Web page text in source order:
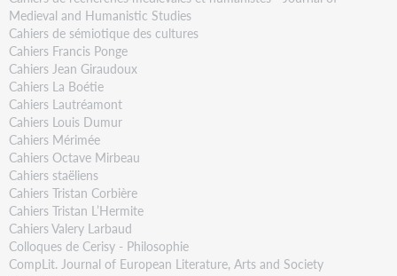
Medieval and Humanistic Studies
Cahiers de sémiotique des cultures
Cahiers Francis Ponge
Cahiers Jean Giraudoux
Cahiers La Boétie
Cahiers Lautréamont
Cahiers Louis Dumur
Cahiers Mérimée
Cahiers Octave Mirbeau
Cahiers staëliens
Cahiers Tristan Corbière
Cahiers Tristan L’Hermite
Cahiers Valery Larbaud
Colloques de Cerisy - Philosophie
CompLit. Journal of European Literature, Arts and Society